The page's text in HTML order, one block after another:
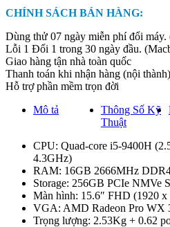
CHÍNH SÁCH BÁN HÀNG:
Dùng thử 07 ngày miễn phí đổi
Lỗi 1 Đổi 1 trong 30 ngày đầu.
Giao hàng tận nhà toàn quốc
Thanh toán khi nhận hàng (nội thành)
Hỗ trợ phần mềm trọn đời
Mô tả
Thông Số Kỹ
Thuật
CPU: Quad-core i5-9400H
4.3GHz)
RAM: 16GB 2666MHz
Storage: 256GB PCIe NMVe
Màn hình: 15.6″ FHD (1920
VGA: AMD Radeon Pro WX
Trọng lượng: 2.53Kg + 0.62